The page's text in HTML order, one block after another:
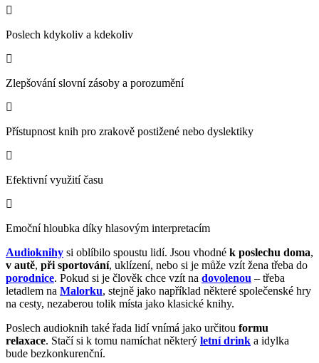
Poslech kdykoliv a kdekoliv
Zlepšování slovní zásoby a porozumění
Přístupnost knih pro zrakově postižené nebo dyslektiky
Efektivní využití času
Emoční hloubka díky hlasovým interpretacím
Audioknihy si oblíbilo spoustu lidí. Jsou vhodné k poslechu doma,
v autě, při sportování, uklízení, nebo si je může vzít žena třeba do
porodnice. Pokud si je člověk chce vzít na dovolenou – třeba
letadlem na Malorku, stejně jako například některé společenské hry
na cesty, nezaberou tolik místa jako klasické knihy.
Poslech audioknih také řada lidí vnímá jako určitou formu
relaxace. Stačí si k tomu namíchat některý letní drink a idylka
bude bezkonkurenční.